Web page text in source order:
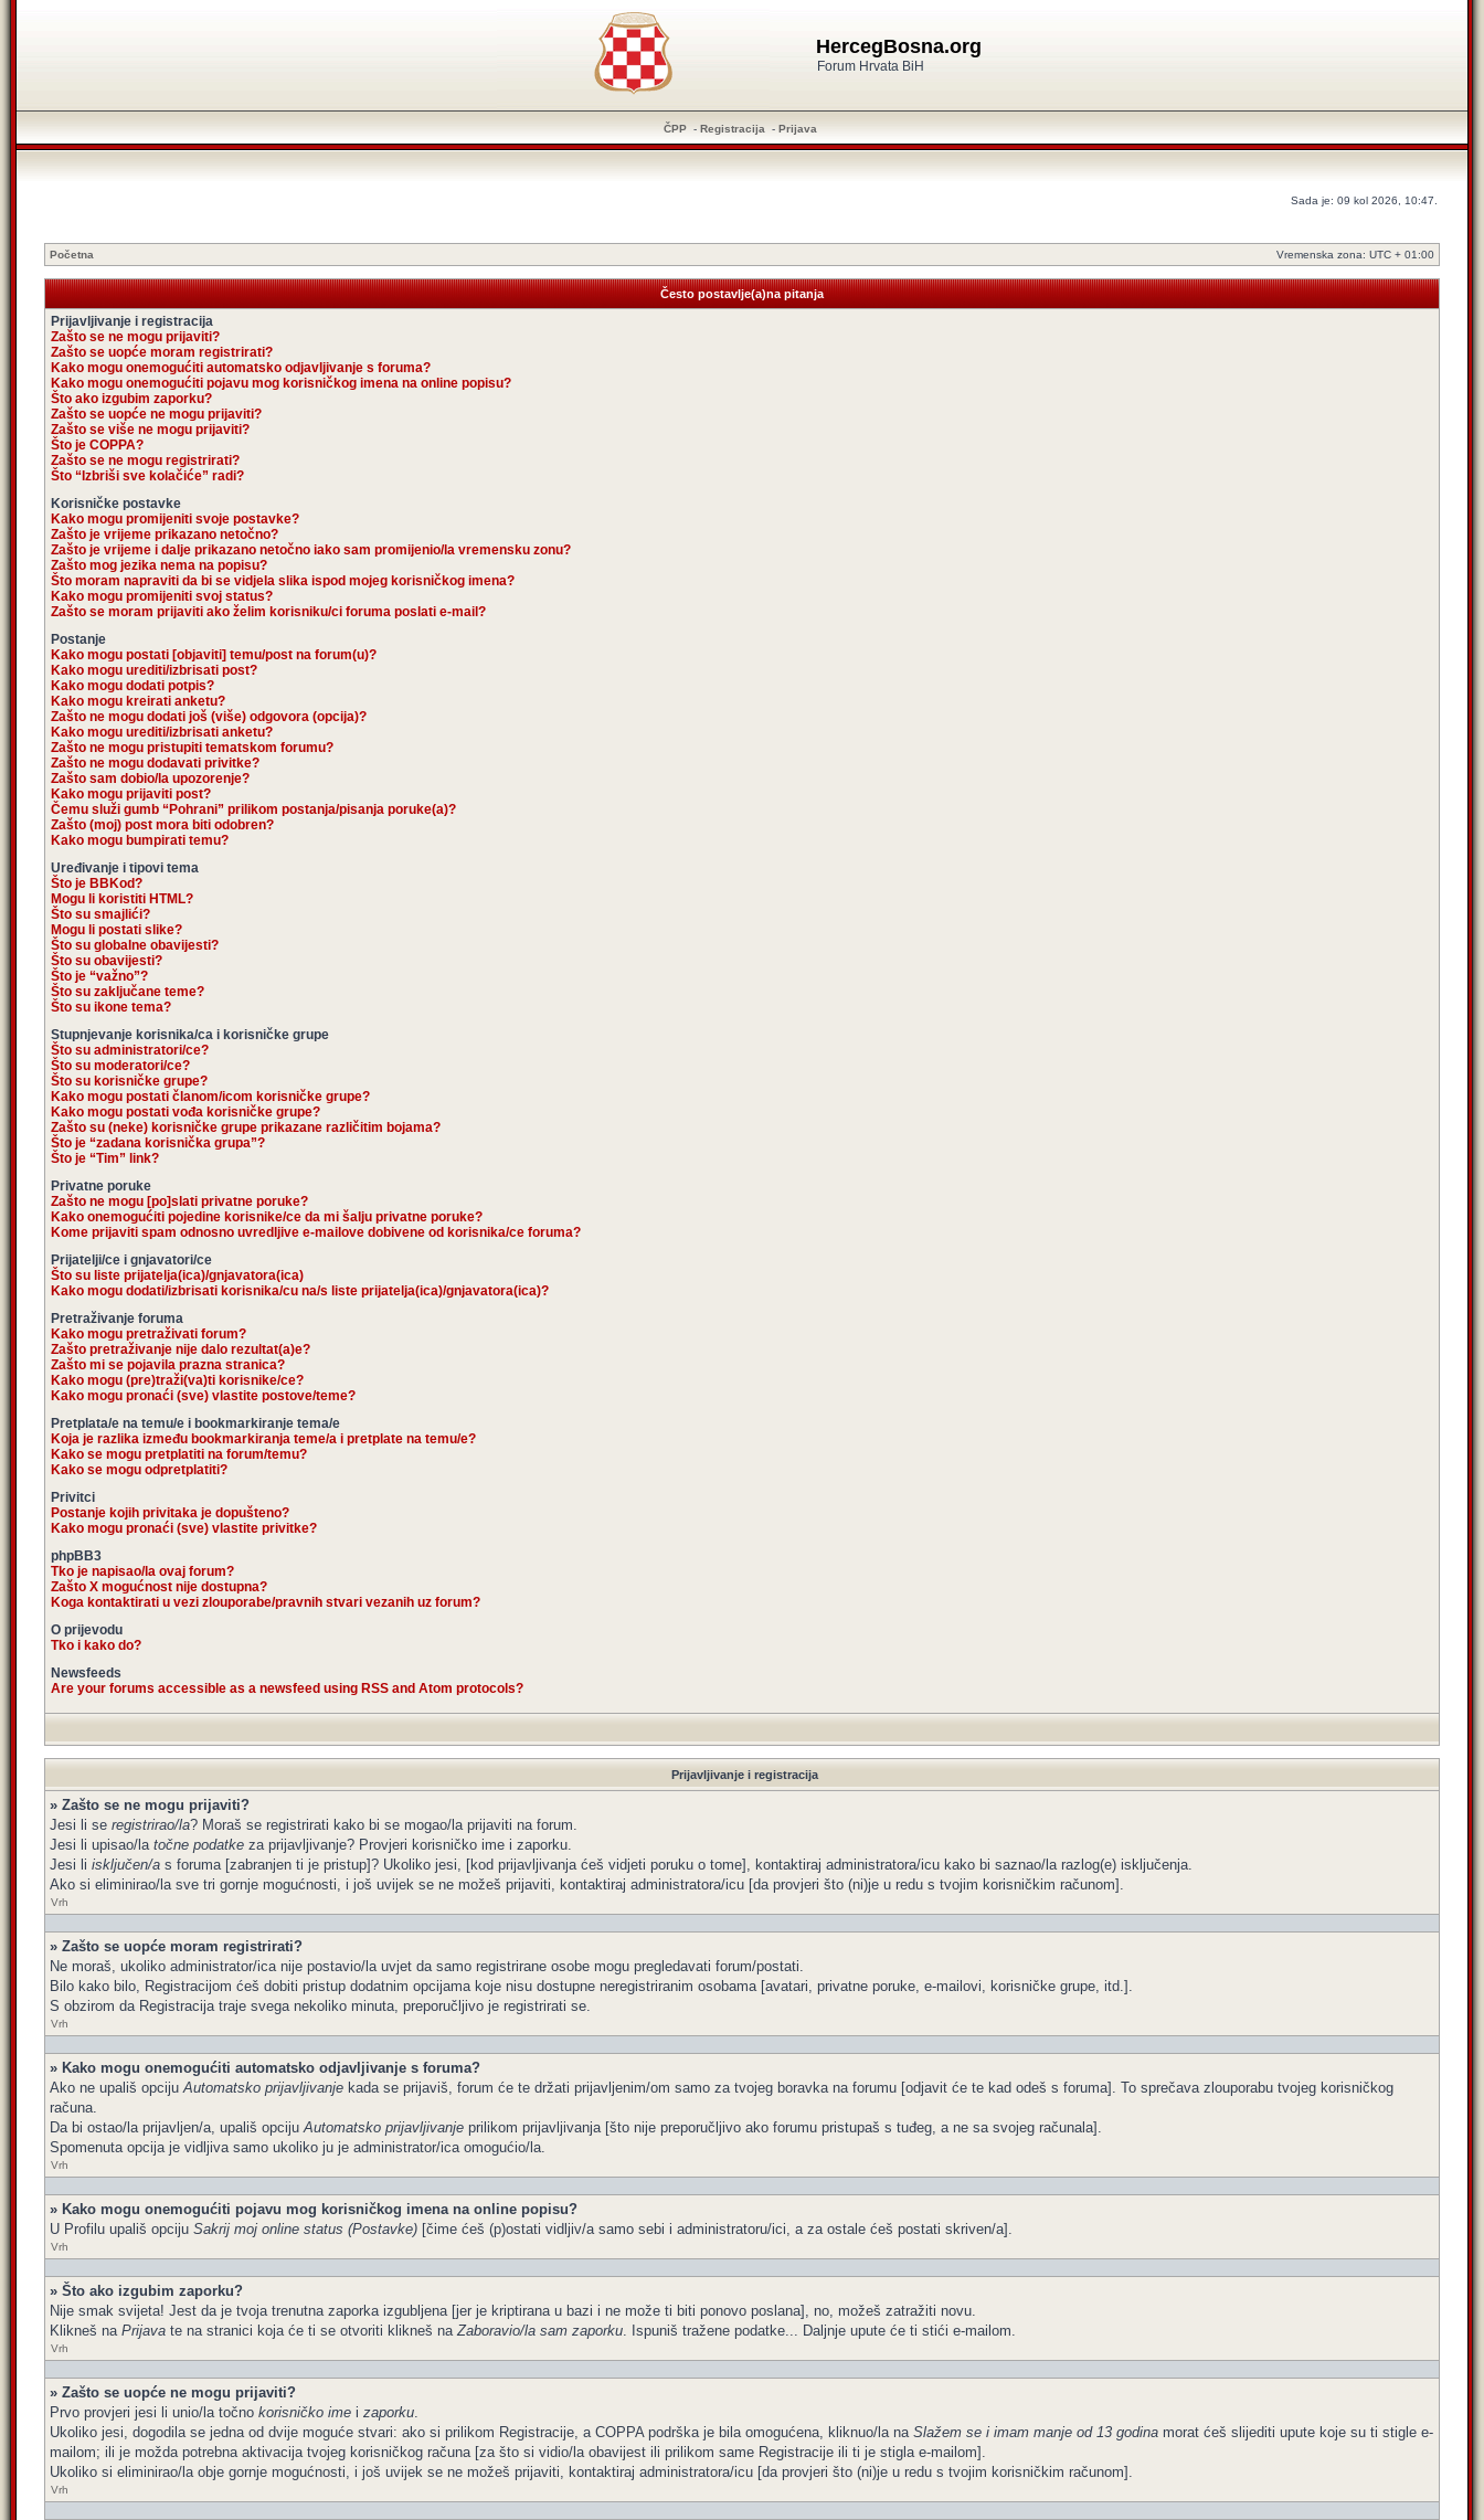
HercegBosna.org
Forum Hrvata BiH
ČPP - Registracija - Prijava
Sada je: 09 kol 2026, 10:47.
Početna Vremenska zona: UTC + 01:00
Često postavlje(a)na pitanja
Prijavljivanje i registracija
Zašto se ne mogu prijaviti?
Zašto se uopće moram registrirati?
Kako mogu onemogućiti automatsko odjavljivanje s foruma?
Kako mogu onemogućiti pojavu mog korisničkog imena na online popisu?
Što ako izgubim zaporku?
Zašto se uopće ne mogu prijaviti?
Zašto se više ne mogu prijaviti?
Što je COPPA?
Zašto se ne mogu registrirati?
Što “Izbriši sve kolačiće” radi?
Korisničke postavke
Kako mogu promijeniti svoje postavke?
Zašto je vrijeme prikazano netočno?
Zašto je vrijeme i dalje prikazano netočno iako sam promijenio/la vremensku zonu?
Zašto mog jezika nema na popisu?
Što moram napraviti da bi se vidjela slika ispod mojeg korisničkog imena?
Kako mogu promijeniti svoj status?
Zašto se moram prijaviti ako želim korisniku/ci foruma poslati e-mail?
Postanje
Kako mogu postati [objaviti] temu/post na forum(u)?
Kako mogu urediti/izbrisati post?
Kako mogu dodati potpis?
Kako mogu kreirati anketu?
Zašto ne mogu dodati još (više) odgovora (opcija)?
Kako mogu urediti/izbrisati anketu?
Zašto ne mogu pristupiti tematskom forumu?
Zašto ne mogu dodavati privitke?
Zašto sam dobio/la upozorenje?
Kako mogu prijaviti post?
Čemu služi gumb “Pohrani” prilikom postanja/pisanja poruke(a)?
Zašto (moj) post mora biti odobren?
Kako mogu bumpirati temu?
Uređivanje i tipovi tema
Što je BBKod?
Mogu li koristiti HTML?
Što su smajlići?
Mogu li postati slike?
Što su globalne obavijesti?
Što su obavijesti?
Što je “važno”?
Što su zaključane teme?
Što su ikone tema?
Stupnjevanje korisnika/ca i korisničke grupe
Što su administratori/ce?
Što su moderatori/ce?
Što su korisničke grupe?
Kako mogu postati članom/icom korisničke grupe?
Kako mogu postati vođa korisničke grupe?
Zašto su (neke) korisničke grupe prikazane različitim bojama?
Što je “zadana korisnička grupa”?
Što je “Tim” link?
Privatne poruke
Zašto ne mogu [po]slati privatne poruke?
Kako onemogućiti pojedine korisnike/ce da mi šalju privatne poruke?
Kome prijaviti spam odnosno uvredljive e-mailove dobivene od korisnika/ce foruma?
Prijatelji/ce i gnjavatori/ce
Što su liste prijatelja(ica)/gnjavatora(ica)
Kako mogu dodati/izbrisati korisnika/cu na/s liste prijatelja(ica)/gnjavatora(ica)?
Pretraživanje foruma
Kako mogu pretraživati forum?
Zašto pretraživanje nije dalo rezultat(a)e?
Zašto mi se pojavila prazna stranica?
Kako mogu (pre)traži(va)ti korisnike/ce?
Kako mogu pronaći (sve) vlastite postove/teme?
Pretplata/e na temu/e i bookmarkiranje tema/e
Koja je razlika između bookmarkiranja teme/a i pretplate na temu/e?
Kako se mogu pretplatiti na forum/temu?
Kako se mogu odpretplatiti?
Privitci
Postanje kojih privitaka je dopušteno?
Kako mogu pronaći (sve) vlastite privitke?
phpBB3
Tko je napisao/la ovaj forum?
Zašto X mogućnost nije dostupna?
Koga kontaktirati u vezi zlouporabe/pravnih stvari vezanih uz forum?
O prijevodu
Tko i kako do?
Newsfeeds
Are your forums accessible as a newsfeed using RSS and Atom protocols?
Prijavljivanje i registracija
» Zašto se ne mogu prijaviti?
Jesi li se registrirao/la? Moraš se registrirati kako bi se mogao/la prijaviti na forum.
Jesi li upisao/la točne podatke za prijavljivanje? Provjeri korisničko ime i zaporku.
Jesi li isključen/a s foruma [zabranjen ti je pristup]? Ukoliko jesi, [kod prijavljivanja ćeš vidjeti poruku o tome], kontaktiraj administratora/icu kako bi saznao/la razlog(e) isključenja.
Ako si eliminirao/la sve tri gornje mogućnosti, i još uvijek se ne možeš prijaviti, kontaktiraj administratora/icu [da provjeri što (ni)je u redu s tvojim korisničkim računom].
Vrh
» Zašto se uopće moram registrirati?
Ne moraš, ukoliko administrator/ica nije postavio/la uvjet da samo registrirane osobe mogu pregledavati forum/postati.
Bilo kako bilo, Registracijom ćeš dobiti pristup dodatnim opcijama koje nisu dostupne neregistriranim osobama [avatari, privatne poruke, e-mailovi, korisničke grupe, itd.].
S obzirom da Registracija traje svega nekoliko minuta, preporučljivo je registrirati se.
Vrh
» Kako mogu onemogućiti automatsko odjavljivanje s foruma?
Ako ne upališ opcijuAutomatsko prijavljivanje kada se prijaviš, forum će te držati prijavljenim/om samo za tvojeg boravka na forumu [odjavit će te kad odeš s foruma]. To sprečava zlouporabu tvojeg korisničkog
računa.
Da bi ostao/la prijavljen/a, upališ opcijuAutomatsko prijavljivanje prilikom prijavljivanja [što nije preporučljivo ako forumu pristupaš s tuđeg, a ne sa svojeg računala].
Spomenuta opcija je vidljiva samo ukoliko ju je administrator/ica omogućio/la.
Vrh
» Kako mogu onemogućiti pojavu mog korisničkog imena na online popisu?
U Profilu upališ opciju Sakrij moj online status (Postavke) [čime ćeš (p)ostati vidljiv/a samo sebi i administratoru/ici, a za ostale ćeš postati skriven/a].
Vrh
» Što ako izgubim zaporku?
Nije smak svijeta! Jest da je tvoja trenutna zaporka izgubljena [jer je kriptirana u bazi i ne može ti biti ponovo poslana], no, možeš zatražiti novu.
Klikneš na Prijava te na stranici koja će ti se otvoriti klikneš naZaboravio/la sam zaporku. Ispuniš tražene podatke... Daljnje upute će ti stići e-mailom.
Vrh
» Zašto se uopće ne mogu prijaviti?
Prvo provjeri jesi li unio/la točno korisničko ime i zaporku.
Ukoliko jesi, dogodila se jedna od dvije moguće stvari: ako si prilikom Registracije, a COPPA podrška je bila omogućena, kliknuo/la na Slažem se i imam manje od 13 godina morat ćeš slijediti upute koje su ti stigle e-
mailom; ili je možda potrebna aktivacija tvojeg korisničkog računa [za što si vidio/la obavijest ili prilikom same Registracije ili ti je stigla e-mailom].
Ukoliko si eliminirao/la obje gornje mogućnosti, i još uvijek se ne možeš prijaviti, kontaktiraj administratora/icu [da provjeri što (ni)je u redu s tvojim korisničkim računom].
Vrh